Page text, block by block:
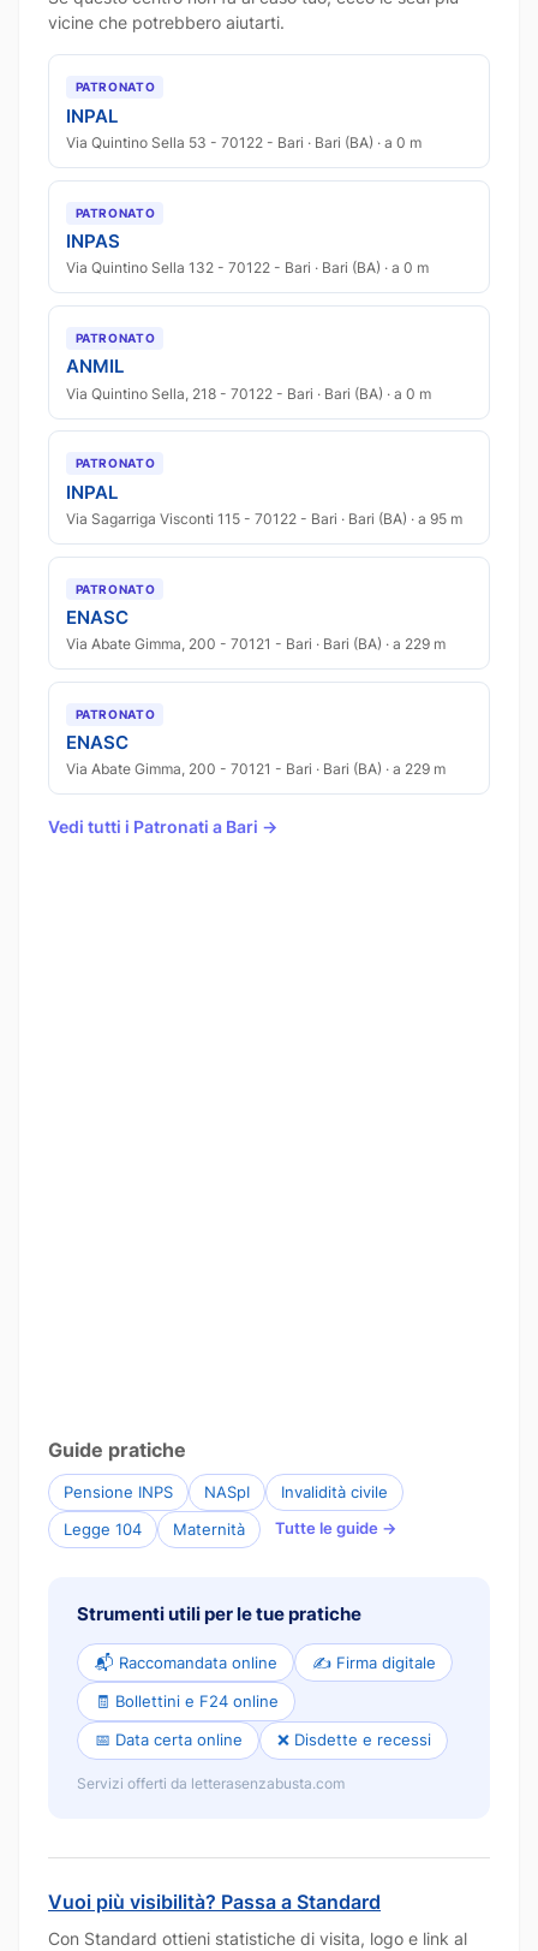
vicine che potrebbero aiutarti.
PATRONATO
INPAL
Via Quintino Sella 53 - 70122 - Bari · Bari (BA) · a 0 m
PATRONATO
INPAS
Via Quintino Sella 132 - 70122 - Bari · Bari (BA) · a 0 m
PATRONATO
ANMIL
Via Quintino Sella, 218 - 70122 - Bari · Bari (BA) · a 0 m
PATRONATO
INPAL
Via Sagarriga Visconti 115 - 70122 - Bari · Bari (BA) · a 95 m
PATRONATO
ENASC
Via Abate Gimma, 200 - 70121 - Bari · Bari (BA) · a 229 m
PATRONATO
ENASC
Via Abate Gimma, 200 - 70121 - Bari · Bari (BA) · a 229 m
Vedi tutti i Patronati a Bari →
Guide pratiche
Pensione INPS NASpI
Invalidità civile
Legge 104
Maternità Tutte le guide →
Strumenti utili per le tue pratiche
📬 Raccomandata online ✍️ Firma digitale
🧾 Bollettini e F24 online
📅 Data certa online ❌ Disdette e recessi
Servizi offerti da letterasenzabusta.com
Vuoi più visibilità? Passa a Standard
Con Standard ottieni statistiche di visita, logo e link al